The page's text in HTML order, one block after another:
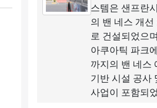
스템은 샌프란
의 밴 네스 개
로 건설되었으
아쿠아틱 파크
까지의 밴 네스
기반 시설 공사
사업이 포함되